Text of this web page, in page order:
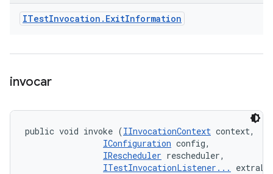
ITestInvocation . ExitInformation
invocar
public void invoke (IInvocationContext context,
IConfiguration config,
IRescheduler rescheduler,
ITestInvocationListener...